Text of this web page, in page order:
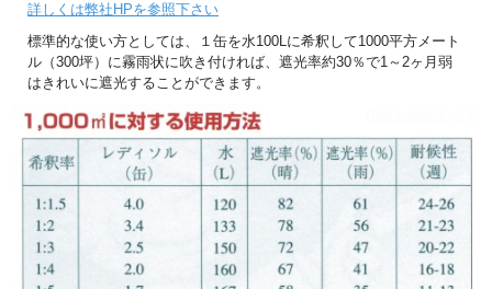
詳しくは弊社HPを参照下さい
標準的な使い方としては、１缶を水100Lに希釈して1000平方メート
ル（300坪）に霧雨状に吹き付ければ、遮光率約30％で1～2ヶ月弱
はきれいに遮光することができます。